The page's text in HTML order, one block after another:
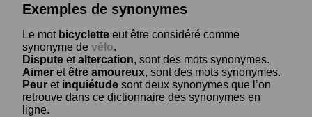
Exemples de synonymes
Le mot bicyclette eut être considéré comme
synonyme de vélo.
Dispute etaltercation, sont des mots synonymes.
Aimer etêtre amoureux, sont des mots synonymes.
Peur et inquiétude sont deux synonymes que l’on
retrouve dans ce dictionnaire des synonymes en
ligne.